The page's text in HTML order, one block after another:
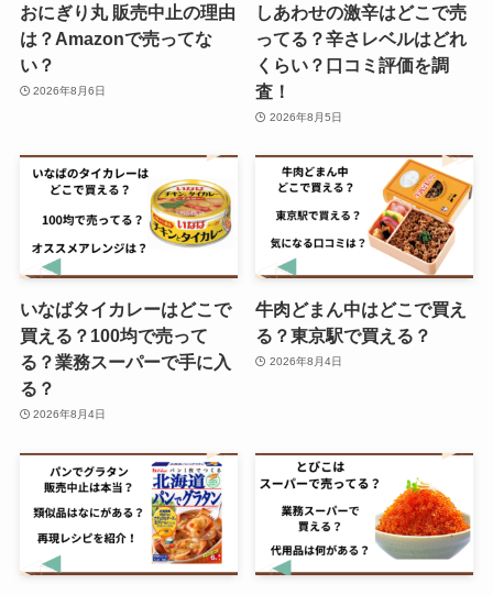
毎日骨ケアMBPドラッグストアで
の取扱いは？スーパーで買える？
おにぎり丸 販売中止の理由
は？Amazonで売ってな
い？
2026年8月6日
しあわせの激辛はどこで売
ってる？辛さレベルはどれ
くらい？口コミ評価を調
査！
2026年8月5日
いなばタイカレーはどこで
買える？100均で売って
る？業務スーパーで手に入
る？
2026年8月4日
牛肉どまん中はどこで買え
る？東京駅で買える？
2026年8月4日